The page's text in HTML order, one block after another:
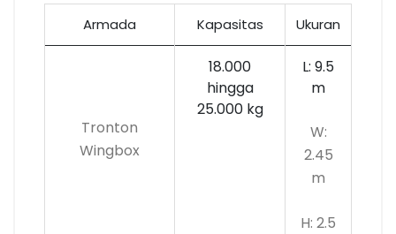
Armada Kapasitas Ukuran
Tronton
Wingbox
18.000
hingga
25.000 kg
L: 9.5
m
W:
2.45
m
H: 2.5